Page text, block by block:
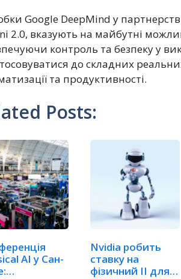
Google DeepMind у
2.0, вказують на майбутні
контроль та безпеку у
до складних
та продуктивності.
Posts:
AI у Сан-
Nvidia робить
ставку на
фізичний ІІ для